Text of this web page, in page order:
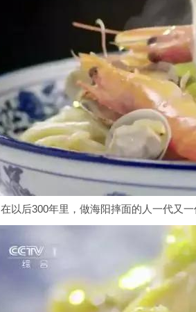
在以后300年里，做海阳摔面的人一代又